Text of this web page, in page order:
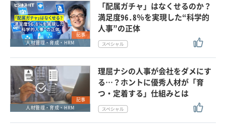
記事
人材管理・育成・HRM
「配属ガチャ」はなくせるのか？
満足度96.8％を実現した“科学的
人事”の正体
記事
人材管理・育成・HRM
理屈ナシの人事が会社をダメにす
る…？ホントに優秀人材が「育
つ・定着する」仕組みとは